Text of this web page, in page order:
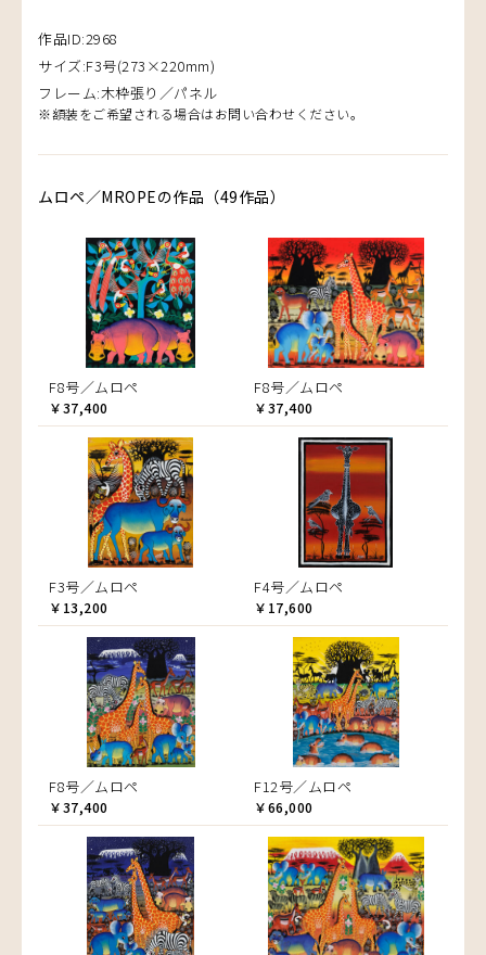
作品ID:2968
サイズ:F3号(273×220mm)
フレーム:木枠張り／パネル
※額装をご希望される場合はお問い合わせください。
ムロペ／MROPEの作品（49作品）
F8号／ムロペ
￥37,400
F8号／ムロペ
￥37,400
F3号／ムロペ
￥13,200
F4号／ムロペ
￥17,600
F8号／ムロペ
￥37,400
F12号／ムロペ
￥66,000